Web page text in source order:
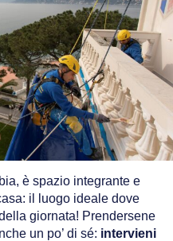
è spazio integrante e
il luogo ideale dove
giornata! Prendersene
un po’ di sé: intervieni